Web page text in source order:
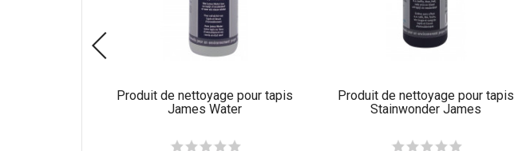
Produit de nettoyage pour tapis
James Water
Produit de nettoyage pour tapis
Stainwonder James